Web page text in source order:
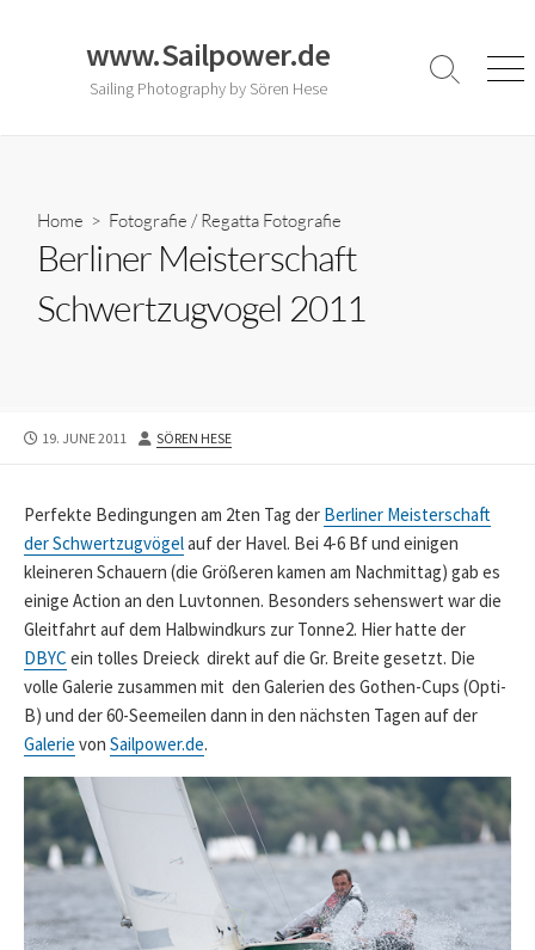
www.Sailpower.de
Sailing Photography by Sören Hese
Search
Home > Fotografie /Regatta Fotografie
Berliner Meisterschaft
Schwertzugvogel 2011
PUBLISHED
19. JUNE 2011 AUTHOR
SÖREN HESE
Perfekte Bedingungen am 2ten Tag der Berliner Meisterschaft
der Schwertzugvögelauf der Havel. Bei 4-6 Bf und einigen
kleineren Schauern (die Größeren kamen am Nachmittag) gab es
einige Action an den Luvtonnen. Besonders sehenswert war die
Gleitfahrt auf dem Halbwindkurs zur Tonne2. Hier hatte der
DBYC ein tolles Dreieck direkt auf die Gr. Breite gesetzt. Die
volle Galerie zusammen mit den Galerien des Gothen-Cups (Opti-
B) und der 60-Seemeilen dann in den nächsten Tagen auf der
Galerie von Sailpower.de.